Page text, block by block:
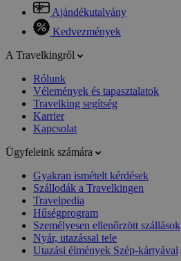
Ajándékutalvány
Kedvezmények
A Travelkingről
Rólunk
Vélemények és tapasztalatok
Travelking segítség
Karrier
Kapcsolat
Ügyfeleink számára
Gyakran ismételt kérdések
Szállodák a Travelkingen
Travelpedia
Hűségprogram
Személyesen ellenőrzött szállások
Nyár, utazással tele
Utazási élmények Szép-kártyával